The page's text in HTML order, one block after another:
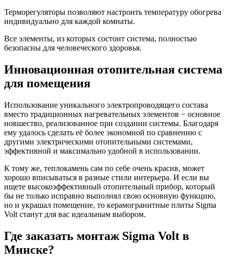
Терморегуляторы позволяют настроить температуру обогрева
индивидуально для каждой комнаты.
Все элементы, из которых состоит система, полностью
безопасны для человеческого здоровья.
Инновационная отопительная система
для помещения
Использование уникального электропроводящего состава
вместо традиционных нагревательных элементов − основное
новшество, реализованное при создании системы. Благодаря
ему удалось сделать её более экономной по сравнению с
другими электрическими отопительными системами,
эффективной и максимально удобной в использовании.
К тому же, теплокамень сам по себе очень красив, может
хорошо вписываться в разные стили интерьера. И если вы
ищете высокоэффективный отопительный прибор, который
бы не только исправно выполнял свою основную функцию,
но и украшал помещение, то керамогранитные плиты Sigma
Volt станут для вас идеальным выбором.
Где заказать монтаж Sigma Volt в
Минске?